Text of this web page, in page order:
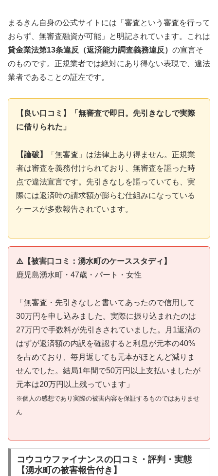
まるきん自身の公式サイトには「審査という審査を行って
おらず、無審査融資が可能」と明記されています。これは
貸金業法第13条違反（返済能力調査義務違反） の宣言そ
のものです。正規業者では絶対にあり得ない表現で、違法
業者であることの証左です。
【良い口コミ】「無審査で即日。先引きなしで実際
に借りられた」
【論破】
「無審査」は法律上あり得ません。正規業
者は審査を義務付けられており、無審査を謳った時
点で違法宣言です。先引きなしを謳っていても、実
際には返済時の請求額が膨らむ仕組みになっている
ケースが多数報告されています。
⚠️【被害口コミ：湧水町のケーススタディ】
鹿児島湧水町・47歳・パート・女性
「無審査・先引きなしと書いてあったので信用して
30万円を申し込みました。実際に振り込まれたのは
27万円で手数料が先引きされていました。月1返済の
はずが返済額の内訳を確認すると利息が元本の40%
を占めており、毎月返しても元本がほとんど減りま
せんでした。結局1年間で50万円以上支払いましたが
元本は20万円以上残っています」
※個人の感想であり実際の被害内容を保証するものではありませ
ん
コウコウファイナンスの口コミ・評判・実態
【湧水町の被害報告付き】